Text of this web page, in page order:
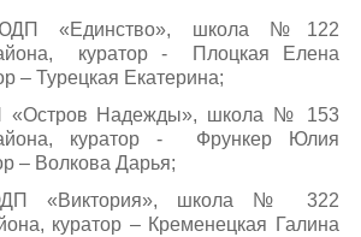
«Единство», школа №122
куратор - Плоцкая Елена
– Турецкая Екатерина;
«Остров Надежды», школа № 153
куратор - Фрункер Юлия
– Волкова Дарья;
«Виктория», школа № 322
куратор – Кременецкая Галина